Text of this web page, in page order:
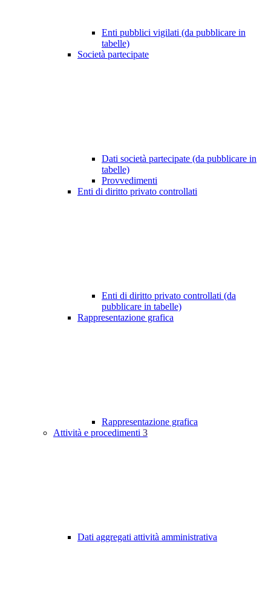
Enti pubblici vigilati (da pubblicare in
tabelle)
Società partecipate
Dati società partecipate (da pubblicare in
tabelle)
Provvedimenti
Enti di diritto privato controllati
Enti di diritto privato controllati (da
pubblicare in tabelle)
Rappresentazione grafica
Rappresentazione grafica
Attività e procedimenti 3
Dati aggregati attività amministrativa